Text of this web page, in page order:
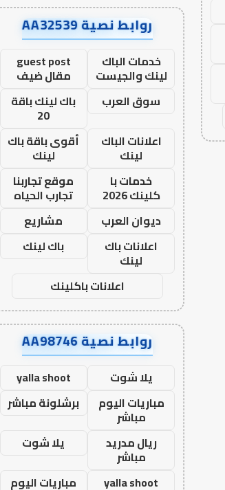
روابط نصية AA32539
خدمات الباك
لينك والجيست
guest post
مقال ضيف
سوق العرب
باك لينك باقة
20
اعلانات الباك
لينك
أقوى باقة باك
لينك
خدمات با
كلينك 2026
موقع تجاربنا
تجارب الحياه
ديوان العرب
مشاريع
اعلانات باك
لينك
باك لينك
اعلانات باكلينك
روابط نصية AA98746
يلا شوت
yalla shoot
مباريات اليوم
مباشر
برشلونة مباشر
ريال مدريد
مباشر
يلا شوت
yalla shoot
مباريات اليوم